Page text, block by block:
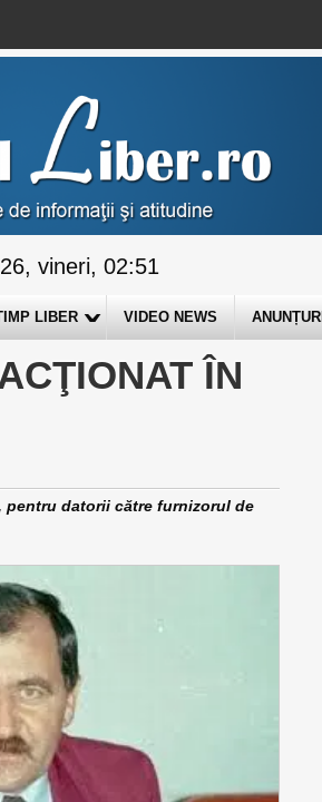
vineri, 02:51
LIBER VIDEO NEWS ANUNȚURI
ÎN
datorii către furnizorul de